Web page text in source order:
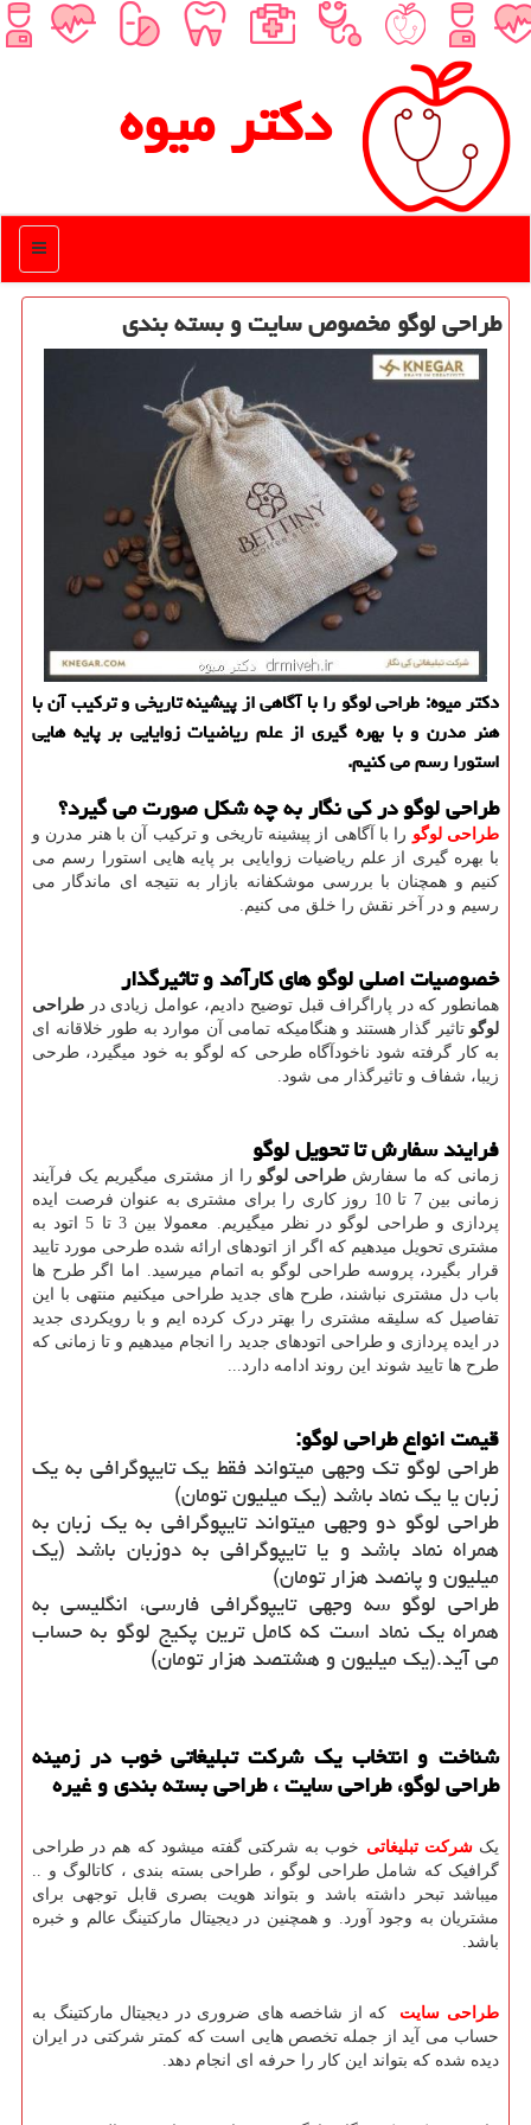
دكتر میوه
منو
طراحی لوگو مخصوص سایت و بسته بندی
دكتر میوه: طراحی لوگو را با آگاهی از پیشینه تاریخی و تركیب آن با
هنر مدرن و با بهره گیری از علم ریاضیات زوایایی بر پایه هایی
استورا رسم می كنیم.
طراحی لوگو در کی نگار به چه شکل صورت می گیرد؟
طراحی لوگو را با آگاهی از پیشینه تاریخی و ترکیب آن با هنر مدرن و
با بهره گیری از علم ریاضیات زوایایی بر پایه هایی استورا رسم می
کنیم و همچنان با بررسی موشکفانه بازار به نتیجه ای ماندگار می
رسیم و در آخر نقش را خلق می کنیم.
خصوصیات اصلی لوگو های کارآمد و تاثیرگذار
همانطور که در پاراگراف قبل توضیح دادیم، عوامل زیادی در طراحی
لوگو تاثیر گذار هستند و هنگامیکه تمامی آن موارد به طور خلاقانه ای
به کار گرفته شود ناخودآگاه طرحی که لوگو به خود میگیرد، طرحی
زیبا، شفاف و تاثیرگذار می شود.
فرایند سفارش تا تحویل لوگو
زمانی که ما سفارش طراحی لوگو را از مشتری میگیریم یک فرآیند
زمانی بین 7 تا 10 روز کاری را برای مشتری به عنوان فرصت ایده
پردازی و طراحی لوگو در نظر میگیریم. معمولا بین 3 تا 5 اتود به
مشتری تحویل میدهیم که اگر از اتودهای ارائه شده طرحی مورد تایید
قرار بگیرد، پروسه طراحی لوگو به اتمام میرسید. اما اگر طرح ها
باب دل مشتری نباشند، طرح های جدید طراحی میکنیم منتهی با این
تفاصیل که سلیقه مشتری را بهتر درک کرده ایم و با رویکردی جدید
در ایده پردازی و طراحی اتودهای جدید را انجام میدهیم و تا زمانی که
طرح ها تایید شوند این روند ادامه دارد...
قیمت انواع طراحی لوگو:
طراحی لوگو تک وجهی میتواند فقط یک تایپوگرافی به یک
زبان یا یک نماد باشد (یک میلیون تومان)
طراحی لوگو دو وجهی میتواند تایپوگرافی به یک زبان به
همراه نماد باشد و یا تایپوگرافی به دوزبان باشد (یک
میلیون و پانصد هزار تومان)
طراحی لوگو سه وجهی تایپوگرافی فارسی، انگلیسی به
همراه یک نماد است که کامل ترین پکیج لوگو به حساب
می آید.(یک میلیون و هشتصد هزار تومان)
شناخت و انتخاب یکشرکت تبلیغاتیخوب در زمینه
طراحی لوگو، طراحی سایت ، طراحی بسته بندیو غیره
یکشرکت تبلیغاتی خوب به شرکتی گفته میشود که هم در طراحی
گرافیک که شامل طراحی لوگو ، طراحی بسته بندی ، کاتالوگ و ..
میباشد تبحر داشته باشد و بتواند هویت بصری قابل توجهی برای
مشتریان به وجود آورد. و همچنین در دیجیتال مارکتینگ عالم و خبره
باشد.
طراحی سایت که از شاخصه های ضروری در دیجیتال مارکتینگ به
حساب می آید از جمله تخصص هایی است که کمتر شرکتی در ایران
دیده شده که بتواند این کار را حرفه ای انجام دهد.